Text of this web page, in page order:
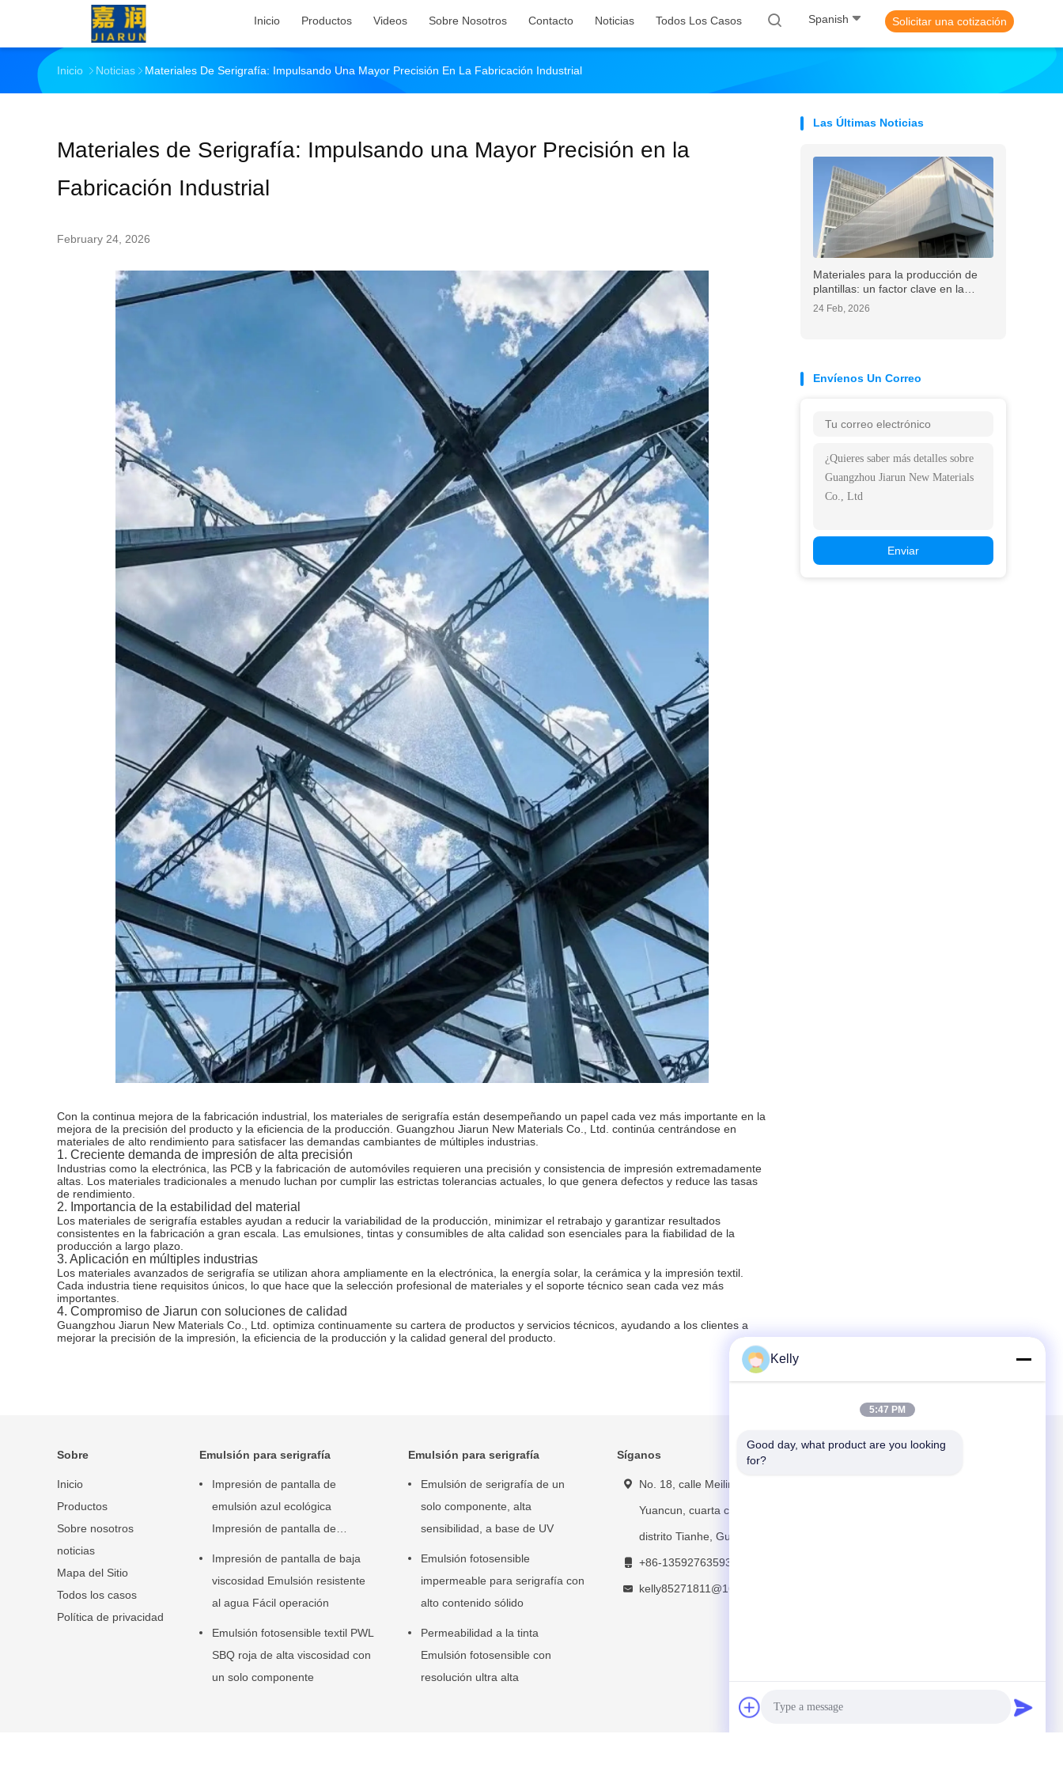
Inicio Productos Videos Sobre Nosotros Contacto Noticias Todos Los Casos Spanish Solicitar una cotización
Inicio Noticias Materiales De Serigrafía: Impulsando Una Mayor Precisión En La Fabricación Industrial
Materiales de Serigrafía: Impulsando una Mayor Precisión en la
Fabricación Industrial
February 24, 2026
Con la continua mejora de la fabricación industrial, los materiales de serigrafía están desempeñando un papel cada vez más importante en la
mejora de la precisión del producto y la eficiencia de la producción. Guangzhou Jiarun New Materials Co., Ltd. continúa centrándose en
materiales de alto rendimiento para satisfacer las demandas cambiantes de múltiples industrias.
1. Creciente demanda de impresión de alta precisión
Industrias como la electrónica, las PCB y la fabricación de automóviles requieren una precisión y consistencia de impresión extremadamente
altas. Los materiales tradicionales a menudo luchan por cumplir las estrictas tolerancias actuales, lo que genera defectos y reduce las tasas
de rendimiento.
2. Importancia de la estabilidad del material
Los materiales de serigrafía estables ayudan a reducir la variabilidad de la producción, minimizar el retrabajo y garantizar resultados
consistentes en la fabricación a gran escala. Las emulsiones, tintas y consumibles de alta calidad son esenciales para la fiabilidad de la
producción a largo plazo.
3. Aplicación en múltiples industrias
Los materiales avanzados de serigrafía se utilizan ahora ampliamente en la electrónica, la energía solar, la cerámica y la impresión textil.
Cada industria tiene requisitos únicos, lo que hace que la selección profesional de materiales y el soporte técnico sean cada vez más
importantes.
4. Compromiso de Jiarun con soluciones de calidad
Guangzhou Jiarun New Materials Co., Ltd. optimiza continuamente su cartera de productos y servicios técnicos, ayudando a los clientes a
mejorar la precisión de la impresión, la eficiencia de la producción y la calidad general del producto.
Las Últimas Noticias
Materiales para la producción de
plantillas: un factor clave en la
fabricación electrónica moderna
24 Feb, 2026
Envíenos Un Correo
Enviar
Sobre
Inicio
Productos
Sobre nosotros
noticias
Mapa del Sitio
Todos los casos
Política de privacidad
Emulsión para serigrafía
Impresión de pantalla de
emulsión azul ecológica
Impresión de pantalla de
Impresión de pantalla de baja
viscosidad Emulsión resistente
al agua Fácil operación
Emulsión fotosensible textil PWL
SBQ roja de alta viscosidad con
un solo componente
Emulsión para serigrafía
Emulsión de serigrafía de un
solo componente, alta
sensibilidad, a base de UV
Emulsión fotosensible
impermeable para serigrafía con
alto contenido sólido
Permeabilidad a la tinta
Emulsión fotosensible con
resolución ultra alta
Síganos
No. 18, calle Meilin,
Yuancun, cuarta calle Heng,
distrito Tianhe, Guangzhou
+86-13592763593
kelly85271811@163.com
Envíenos un correo
Kelly
5:47 PM
Good day, what product are you looking
for?